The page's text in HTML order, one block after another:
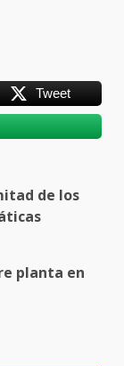
Tweet
de los
planta en